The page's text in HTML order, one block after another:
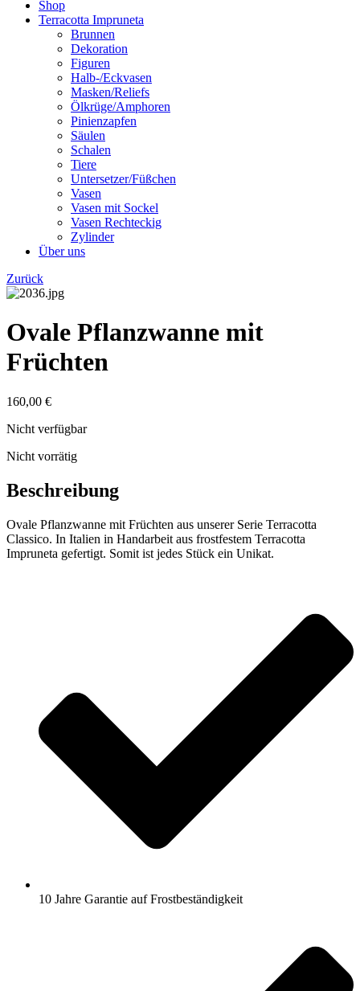
Shop
Terracotta Impruneta
Brunnen
Dekoration
Figuren
Halb-/Eckvasen
Masken/Reliefs
Ölkrüge/Amphoren
Pinienzapfen
Säulen
Schalen
Tiere
Untersetzer/Füßchen
Vasen
Vasen mit Sockel
Vasen Rechteckig
Zylinder
Über uns
Zurück
Ovale Pflanzwanne mit
Früchten
160,00 €
Nicht verfügbar
Nicht vorrätig
Beschreibung
Ovale Pflanzwanne mit Früchten aus unserer Serie Terracotta
Classico. In Italien in Handarbeit aus frostfestem Terracotta
Impruneta gefertigt. Somit ist jedes Stück ein Unikat.
10 Jahre Garantie auf Frostbeständigkeit